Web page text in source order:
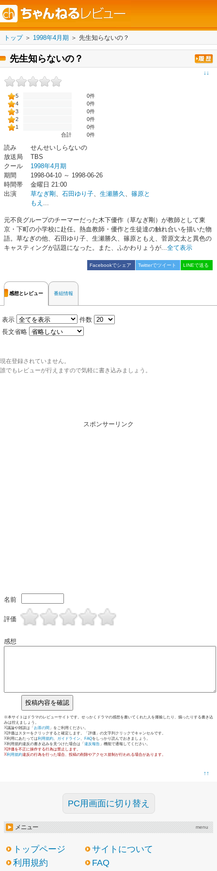
トップ＞ 1998年4月期 ＞ 先生知らないの？
先生知らないの？
↓↓
5
0件
4
0件
3
0件
2
0件
1
0件
合計
0件
読み
せんせいしらないの
放送局
TBS
クール
1998年4月期
期間
1998-04-10 ～ 1998-06-26
時間帯
金曜日 21:00
出演
草なぎ剛 、 石田ゆり子、 生瀬勝久 、 篠原と
もえ ...
元不良グループのチーマーだった木下優作（草なぎ剛）が教師として東
京・下町の小学校に赴任。熱血教師・優作と生徒達の触れ合いを描いた物
語。草なぎの他、石田ゆり子、生瀬勝久、篠原ともえ、菅原文太と異色の
キャスティングが話題になった。また、ふかわりょうが...全て表示
Facebookでシェア Twitterでツイート LINEで送る
感想とレビュー 番組情報
表示
件数
長文省略
現在登録されていません。
誰でもレビューが行えますので気軽に書き込みましょう。
スポンサーリンク
名前
評価
感想
※本サイトはドラマのレビューサイトです。せっかくドラマの感想を書いてくれた人を揶揄したり、煽ったりする書き込
みは控えましょう。
※議論や雑談は「 お茶の間 」をご利用ください。
※評価はスターをクリックすると確定します。「評価」の文字列クリックでキャンセルです。
※利用にあたっては利用規約、 ガイドライン、 FAQをしっかり読んでおきましょう。
※利用規約違反の書き込みを見つけた場合は「 違反報告 」機能で通報してください。
※評価を不正に操作する行為は禁止します。
※利用規約違反の行為を行った場合、投稿の削除やアクセス規制が行われる場合があります。
↑↑
PC用画面に切り替え
メニュー menu
トップページ
サイトについて
利用規約
FAQ